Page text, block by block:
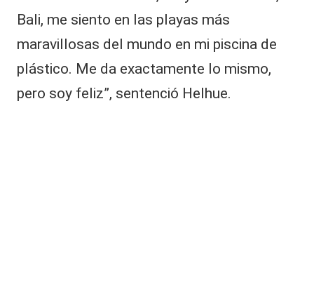
Bali, me siento en las playas más
maravillosas del mundo en mi piscina de
plástico. Me da exactamente lo mismo,
pero soy feliz”, sentenció Helhue.